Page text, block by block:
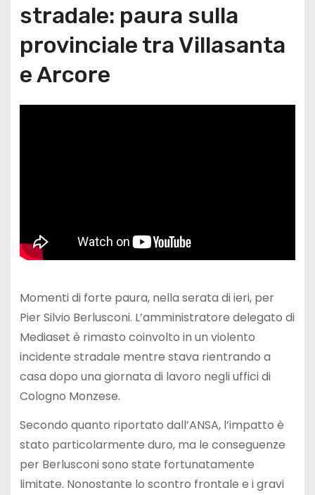
stradale: paura sulla
provinciale tra Villasanta
e Arcore
Momenti di forte paura, nella serata di ieri, per
Pier Silvio Berlusconi. L’amministratore delegato di
Mediaset è rimasto coinvolto in un violento
incidente stradale mentre stava rientrando a
casa dopo una giornata di lavoro negli uffici di
Cologno Monzese.
Secondo quanto riportato dall’ANSA, l’impatto è
stato particolarmente duro, ma le conseguenze
per Berlusconi sono state fortunatamente
limitate. Nonostante lo scontro frontale e i gravi